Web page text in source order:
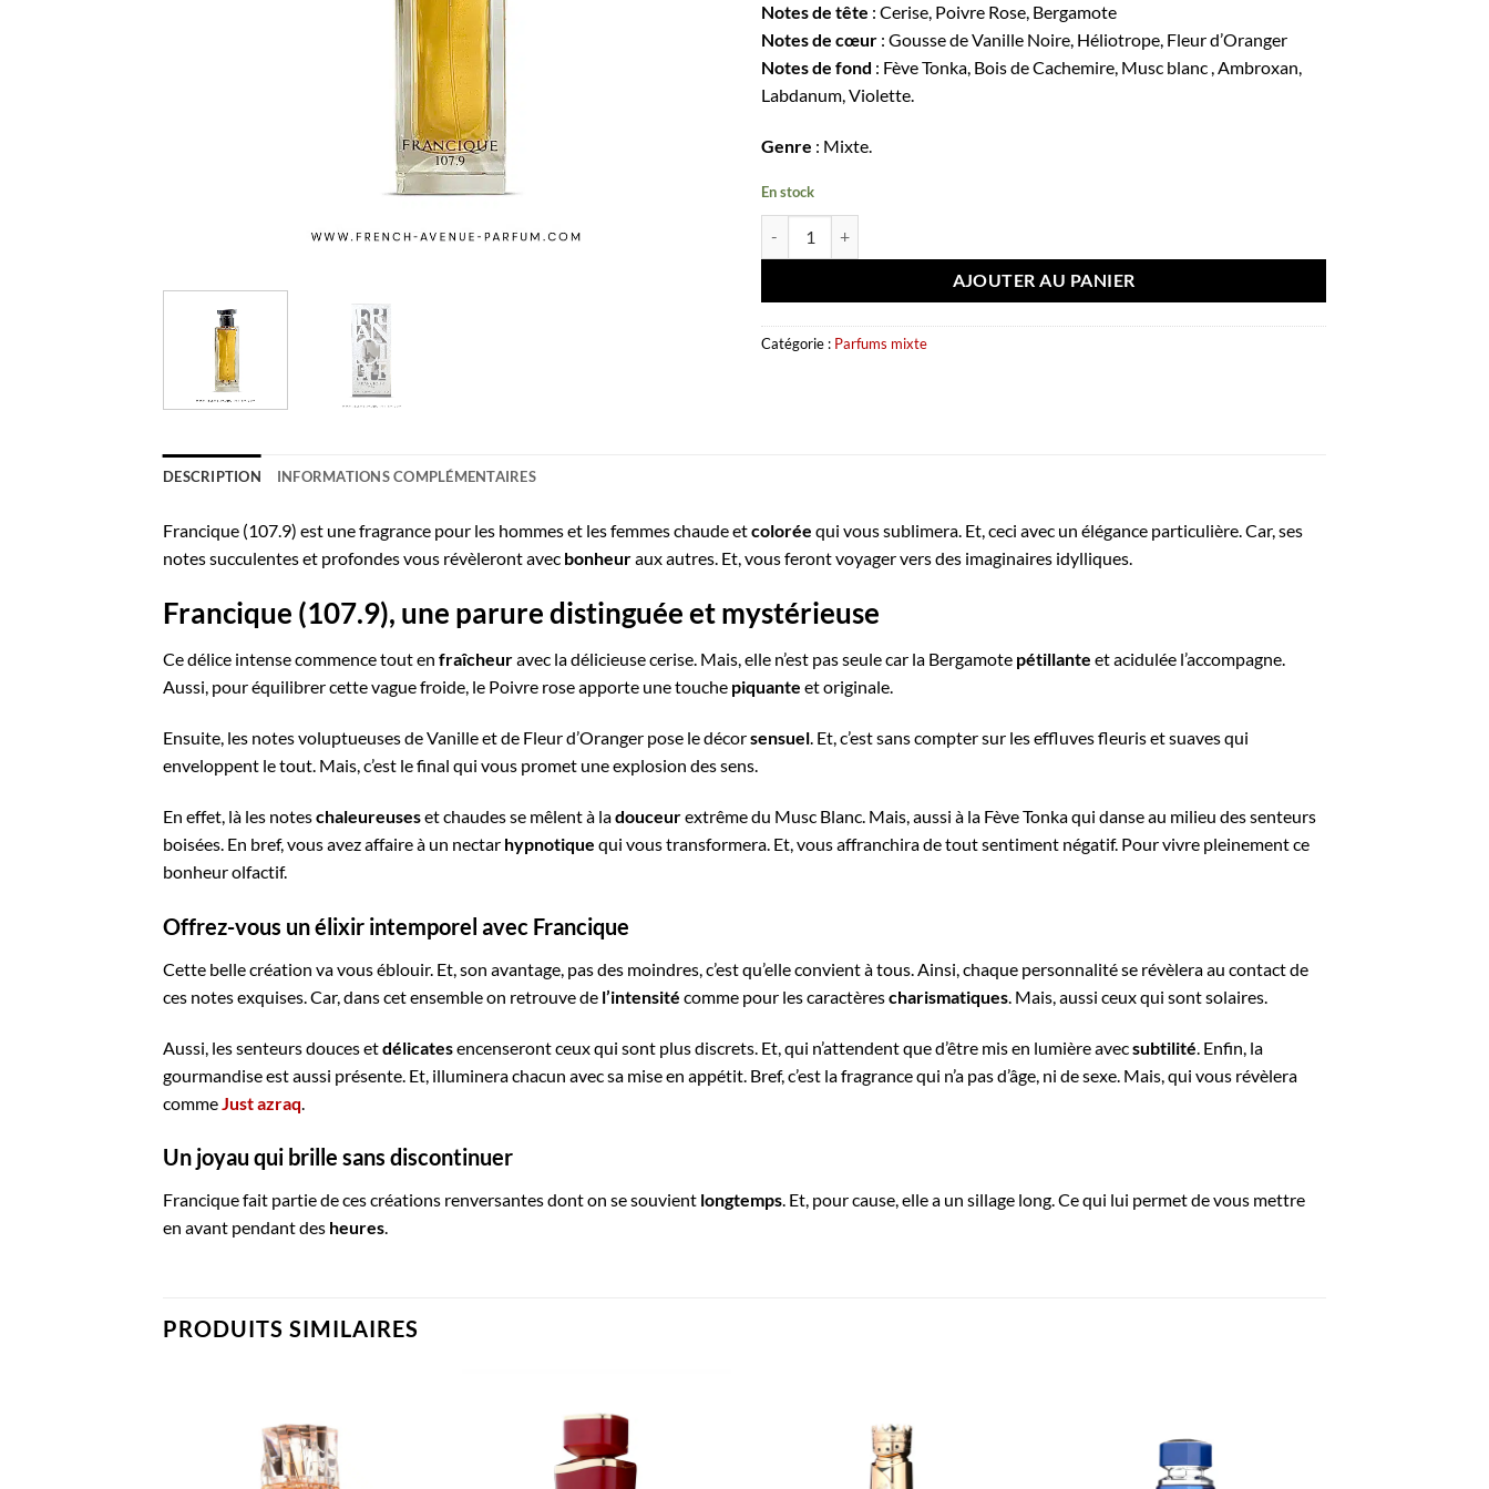
Notes de tête : Cerise, Poivre Rose, Bergamote
Notes de cœur : Gousse de Vanille Noire, Héliotrope, Fleur d’Oranger
Notes de fond : Fève Tonka, Bois de Cachemire, Musc blanc , Ambroxan,
Labdanum, Violette.
Genre : Mixte.
En stock
AJOUTER AU PANIER
Catégorie : Parfums mixte
DESCRIPTION INFORMATIONS COMPLÉMENTAIRES
Francique (107.9) est une fragrance pour les hommes et les femmes chaude etcolorée qui vous sublimera. Et, ceci avec un élégance particulière. Car, ses
notes succulentes et profondes vous révèleront avec bonheuraux autres. Et, vous feront voyager vers des imaginaires idylliques.
Francique (107.9), une parure distinguée et mystérieuse
Ce délice intense commence tout en fraîcheuravec la délicieuse cerise. Mais, elle n’est pas seule car la Bergamote pétillante et acidulée l’accompagne.
Aussi, pour équilibrer cette vague froide, le Poivre rose apporte une touche piquante et originale.
Ensuite, les notes voluptueuses de Vanille et de Fleur d’Oranger pose le décorsensuel. Et, c’est sans compter sur les effluves fleuris et suaves qui
enveloppent le tout. Mais, c’est le final qui vous promet une explosion des sens.
En effet, là les noteschaleureuseset chaudes se mêlent à ladouceurextrême du Musc Blanc. Mais, aussi à la Fève Tonka qui danse au milieu des senteurs
boisées. En bref, vous avez affaire à un nectar hypnotique qui vous transformera. Et, vous affranchira de tout sentiment négatif. Pour vivre pleinement ce
bonheur olfactif.
Offrez-vous un élixir intemporel avec Francique
Cette belle création va vous éblouir. Et, son avantage, pas des moindres, c’est qu’elle convient à tous. Ainsi, chaque personnalité se révèlera au contact de
ces notes exquises. Car, dans cet ensemble on retrouve de l’intensité comme pour les caractèrescharismatiques. Mais, aussi ceux qui sont solaires.
Aussi, les senteurs douces etdélicatesencenseront ceux qui sont plus discrets. Et, qui n’attendent que d’être mis en lumière avecsubtilité . Enfin, la
gourmandise est aussi présente. Et, illuminera chacun avec sa mise en appétit. Bref, c’est la fragrance qui n’a pas d’âge, ni de sexe. Mais, qui vous révèlera
comme Just azraq
Un joyau qui brille sans discontinuer
Francique fait partie de ces créations renversantes dont on se souvient longtemps. Et, pour cause, elle a un sillage long. Ce qui lui permet de vous mettre
en avant pendant des heures.
PRODUITS SIMILAIRES